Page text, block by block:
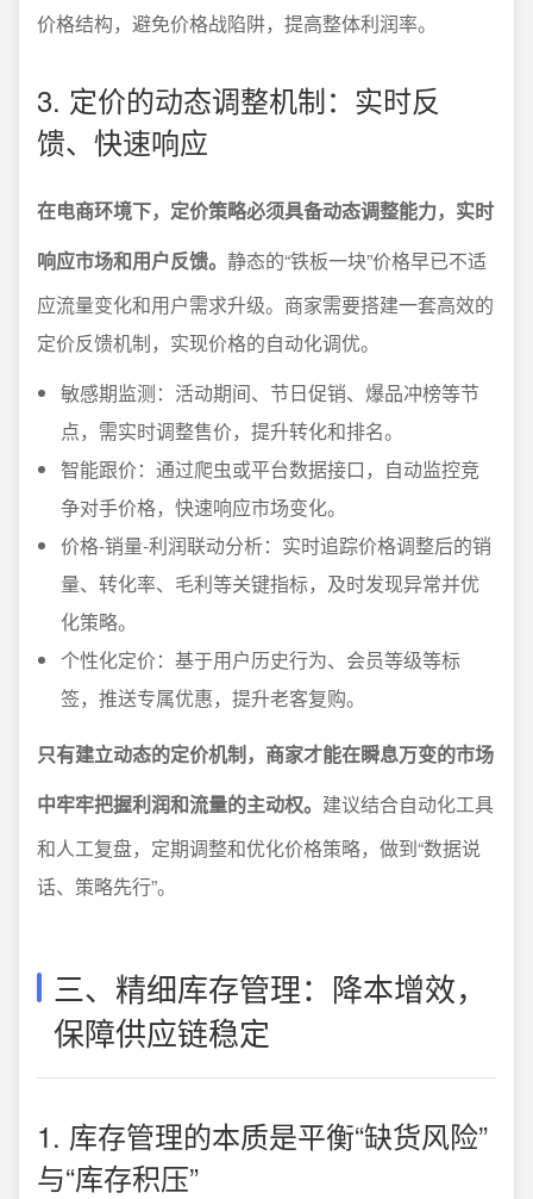
价格结构，避免价格战陷阱，提高整体利润率。
3. 定价的动态调整机制：实时反
馈、快速响应
在电商环境下，定价策略必须具备动态调整能力，实时
响应市场和用户反馈。 静态的“铁板一块”价格早已不适
应流量变化和用户需求升级。商家需要搭建一套高效的
定价反馈机制，实现价格的自动化调优。
敏感期监测：活动期间、节日促销、爆品冲榜等节
点，需实时调整售价，提升转化和排名。
智能跟价：通过爬虫或平台数据接口，自动监控竞
争对手价格，快速响应市场变化。
价格-销量-利润联动分析：实时追踪价格调整后的销
量、转化率、毛利等关键指标，及时发现异常并优
化策略。
个性化定价：基于用户历史行为、会员等级等标
签，推送专属优惠，提升老客复购。
只有建立动态的定价机制，商家才能在瞬息万变的市场
中牢牢把握利润和流量的主动权。 建议结合自动化工具
和人工复盘，定期调整和优化价格策略，做到“数据说
话、策略先行”。
三、精细库存管理：降本增效，
保障供应链稳定
1. 库存管理的本质是平衡“缺货风险”
与“库存积压”